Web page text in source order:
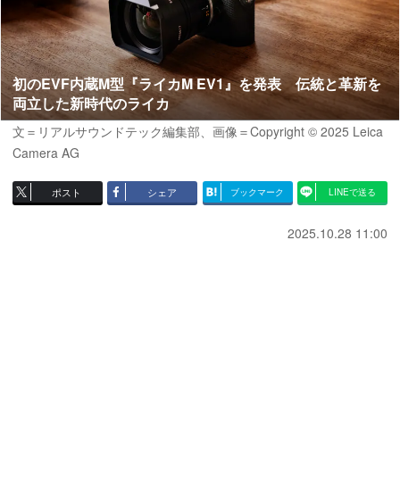
初のEVF内蔵M型『ライカM EV1』を発表 伝統と革新を
両立した新時代のライカ
文＝リアルサウンドテック編集部、画像＝Copyright © 2025 Leica
Camera AG
ポスト シェア ブックマーク LINEで送る
2025.10.28 11:00